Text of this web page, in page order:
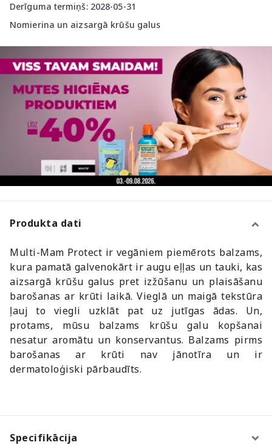
Derīguma termiņš: 2028-05-31
Nomierina un aizsargā krūšu galus
Produkta dati
Multi-Mam Protect ir vegāniem piemērots balzams,
kura pamatā galvenokārt ir augu eļļas un tauki, kas
aizsargā krūšu galus pret izžūšanu un plaisāšanu
barošanas ar krūti laikā. Vieglā un maigā tekstūra
ļauj to viegli uzklāt pat uz jutīgas ādas. Un,
protams, mūsu balzams krūšu galu kopšanai
nesatur aromātu un konservantus. Balzams pirms
barošanas ar krūti nav jānotīra un ir
dermatoloģiski pārbaudīts.
Specifikācija